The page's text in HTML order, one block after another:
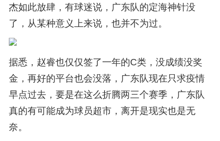
杰如此放肆，有球迷说，广东队的定海神针没
了，从某种意义上来说，也并不为过。
据悉，赵睿也仅仅签了一年的C类，没成绩没奖
金，再好的平台也会没落，广东队现在只求疫情
早点过去，要是在这么折腾两三个赛季，广东队
真的有可能成为球员超市，离开是现实也是无
奈。